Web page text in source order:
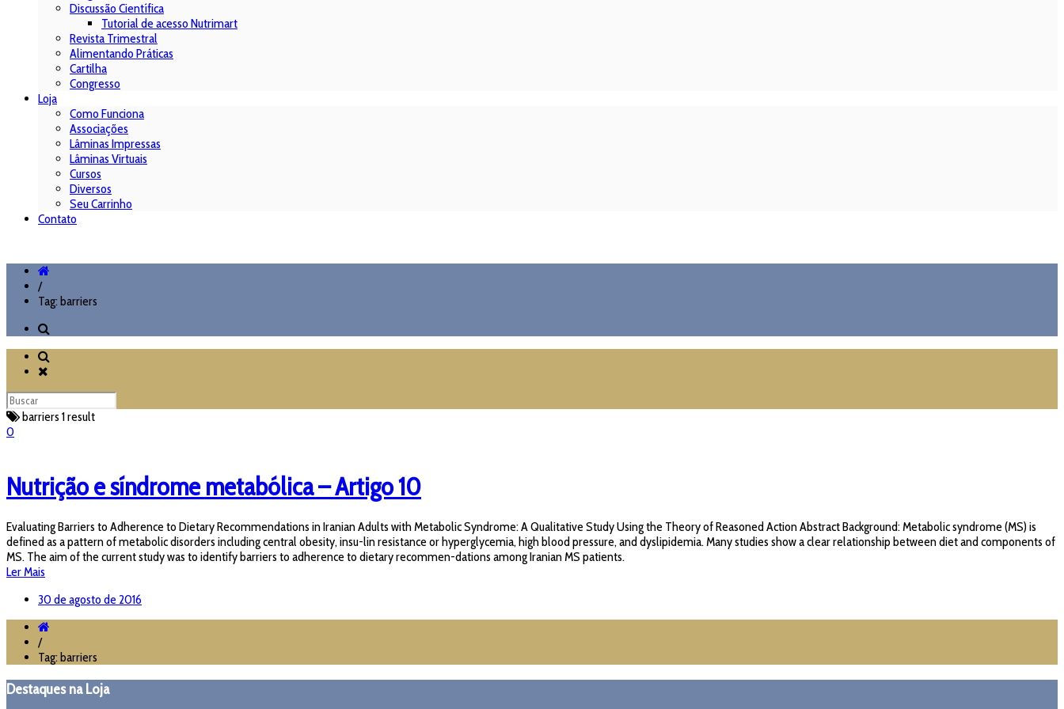
Discussão Científica
Tutorial de acesso Nutrimart
Revista Trimestral
Alimentando Práticas
Cartilha
Congresso
Loja
Como Funciona
Associações
Lâminas Impressas
Lâminas Virtuais
Cursos
Diversos
Seu Carrinho
Contato
/
Tag: barriers
barriers 1 result
0
Nutrição e síndrome metabólica – Artigo 10
Evaluating Barriers to Adherence to Dietary Recommendations in Iranian Adults with Metabolic Syndrome: A Qualitative Study Using the Theory of Reasoned Action Abstract Background: Metabolic syndrome (MS) is
defined as a pattern of metabolic disorders including central obesity, insu-lin resistance or hyperglycemia, high blood pressure, and dyslipidemia. Many studies show a clear relationship between diet and components of
MS. The aim of the current study was to identify barriers to adherence to dietary recommen-dations among Iranian MS patients.
Ler Mais
30 de agosto de 2016
/
Tag: barriers
Destaques na Loja